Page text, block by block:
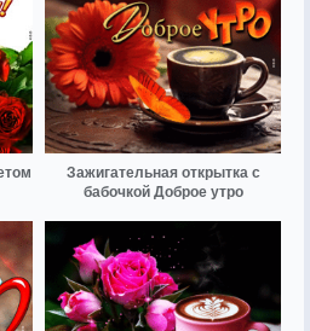
Зажигательная открытка с
бабочкой Доброе утро